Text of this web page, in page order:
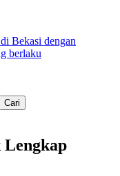
Bekasi dengan
berlaku